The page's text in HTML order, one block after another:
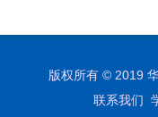
版权所有 © 2019
联系我们